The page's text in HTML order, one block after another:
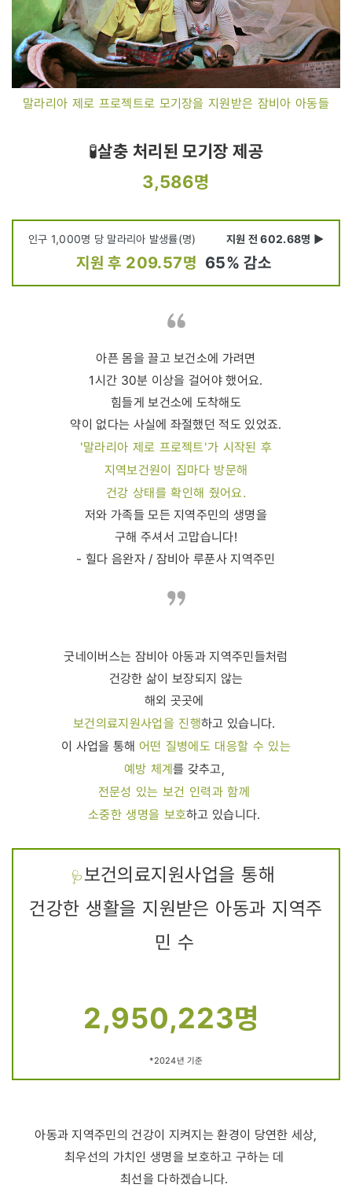
말라리아 제로 프로젝트로 모기장을 지원받은 잠비아 아동들
🧪살충 처리된 모기장 제공
3,586명
인구 1,000명 당 말라리아 발생률(명)지원 전 602.68명 ▶
지원 후 209.57명 65% 감소
아픈 몸을 끌고 보건소에 가려면
1시간 30분 이상을 걸어야 했어요.
힘들게 보건소에 도착해도
약이 없다는 사실에 좌절했던 적도 있었죠.
'말라리아 제로 프로젝트'가 시작된 후
지역보건원이 집마다 방문해
건강 상태를 확인해 줬어요.
저와 가족들 모든 지역주민의 생명을
구해 주셔서 고맙습니다!
- 힐다 음완자 / 잠비아 루푼사 지역주민
굿네이버스는 잠비아 아동과 지역주민들처럼
건강한 삶이 보장되지 않는
해외 곳곳에
보건의료지원사업을 진행하고 있습니다.
이 사업을 통해 어떤 질병에도 대응할 수 있는
예방 체계를 갖추고,
전문성 있는 보건 인력과 함께
소중한 생명을 보호하고 있습니다.
🩺보건의료지원사업을 통해
건강한 생활을 지원받은 아동과 지역주
민 수
2,950,223명
*2024년 기준
아동과 지역주민의 건강이 지켜지는 환경이 당연한 세상,
최우선의 가치인 생명을 보호하고 구하는 데
최선을 다하겠습니다.